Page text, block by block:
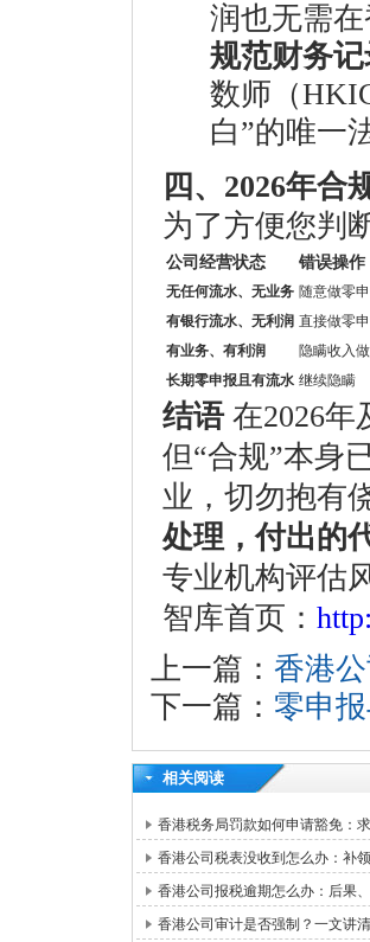
润也无需
规范财务
数师（
白”的唯一
四、2026年合
为了方便您判
公司经营状态 错误操作
无任何流水、无业务 随意做零
有银行流水、无利润 直接做零
有业务、有利润
隐瞒收入
长期零申报且有流水 继续隐瞒
结语在2026年
但“合规”本身
业，切勿抱有
处理，付出的
专业机构评估
智库首页：
上一篇： 香港
下一篇： 零申
相关阅读
香港税务局罚款如何申请豁免：
香港公司税表没收到怎么办：补
香港公司报税逾期怎么办：后果
香港公司审计是否强制？一文讲清